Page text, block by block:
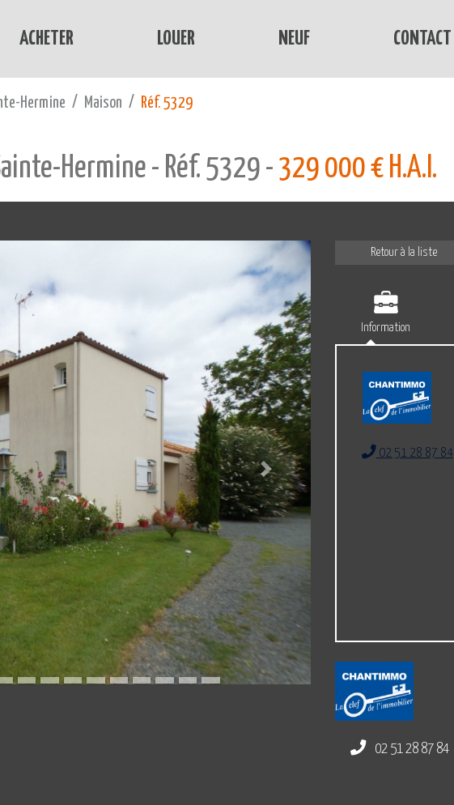
ACHETER LOUER NEUF CONTACT
Hermine Maison Réf. 5329
Hermine - Réf. 5329 - 329 000 € H.A.I.
Suivante
Retour à la liste
Information
02 51 28 87 84
02 51 28 87 84